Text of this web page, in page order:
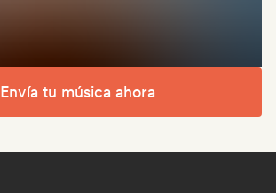
Envía tu música ahora